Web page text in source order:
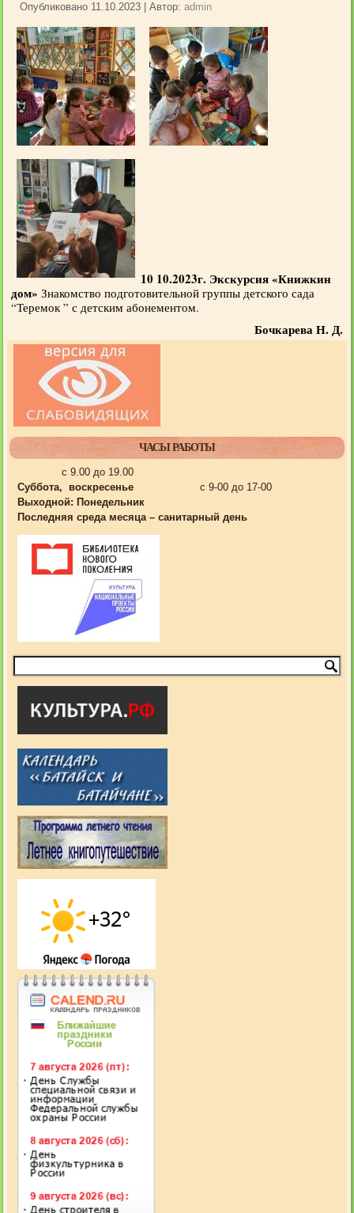
Опубликовано 11.10.2023 |Автор: admin
10 10.2023г. Экскурсия «Книжкин
дом» Знакомство подготовительной группы детского сада
“Теремок ” с детским абонементом.
Бочкарева Н. Д.
ЧАСЫ РАБОТЫ
с 9.00 до 19.00
Суббота, воскресенье
с 9-00 до 17-00
Выходной: Понедельник
Последняя среда месяца – санитарный день